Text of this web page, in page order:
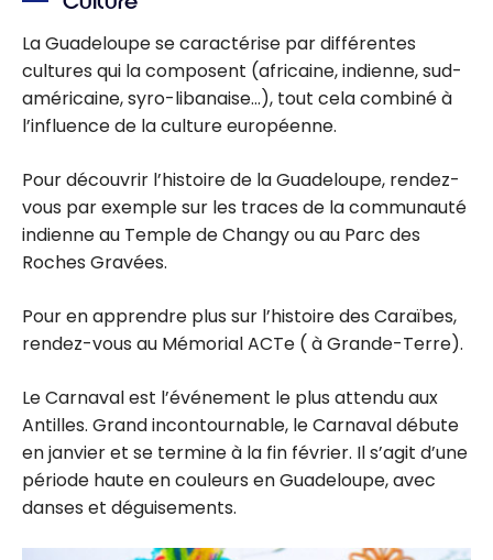
La Guadeloupe se caractérise par différentes
cultures qui la composent (africaine, indienne, sud-
américaine, syro-libanaise…), tout cela combiné à
l’influence de la culture européenne.
Pour découvrir l’histoire de la Guadeloupe, rendez-
vous par exemple sur les traces de la communauté
indienne au Temple de Changy ou au Parc des
Roches Gravées.
Pour en apprendre plus sur l’histoire des Caraïbes,
rendez-vous au Mémorial ACTe ( à Grande-Terre).
Le Carnaval est l’événement le plus attendu aux
Antilles. Grand incontournable, le Carnaval débute
en janvier et se termine à la fin février. Il s’agit d’une
période haute en couleurs en Guadeloupe, avec
danses et déguisements.